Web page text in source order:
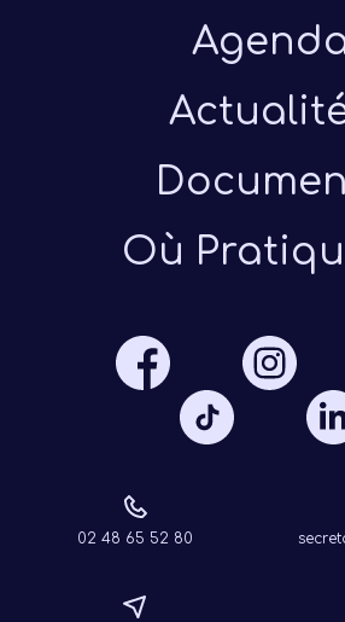
Où
02 48 65 52 80